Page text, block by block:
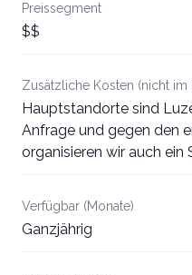
Preissegment
$$
Zusätzliche Kosten (nicht im
Hauptstandorte sind
Anfrage und gegen den
organisieren wir auch ein
Verfügbar (Monate)
Ganzjährig